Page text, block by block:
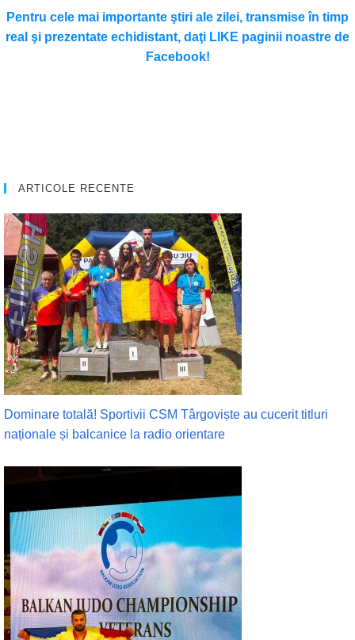
Pentru cele mai importante ştiri ale zilei, transmise în timp
real şi prezentate echidistant, daţi LIKE paginii noastre de
Facebook!
ARTICOLE RECENTE
Dominare totală! Sportivii CSM Târgoviște au cucerit titluri
naționale și balcanice la radio orientare